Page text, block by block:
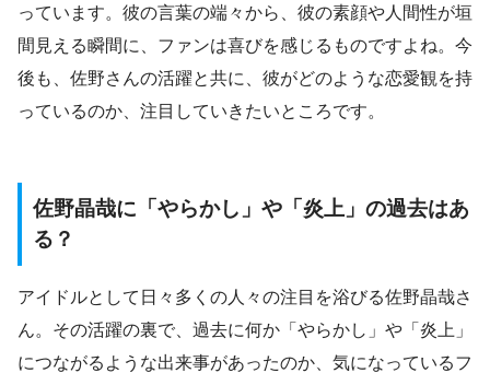
っています。彼の言葉の端々から、彼の素顔や人間性が垣
間見える瞬間に、ファンは喜びを感じるものですよね。今
後も、佐野さんの活躍と共に、彼がどのような恋愛観を持
っているのか、注目していきたいところです。
佐野晶哉に「やらかし」や「炎上」の過去はあ
る？
アイドルとして日々多くの人々の注目を浴びる佐野晶哉さ
ん。その活躍の裏で、過去に何か「やらかし」や「炎上」
につながるような出来事があったのか、気になっているフ